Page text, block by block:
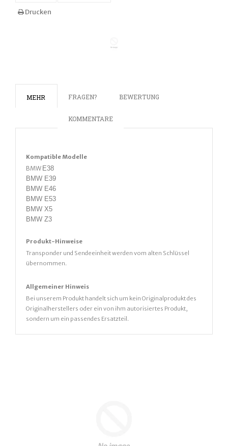
Drucken
MEHR FRAGEN? BEWERTUNG
KOMMENTARE
Kompatible Modelle
BMW E38
BMW E39
BMW E46
BMW E53
BMW X5
BMW Z3
Produkt-Hinweise
Transponder und Sendeeinheit werden vom alten Schlüssel
übernommen.
Allgemeiner Hinweis
Bei unserem Produkt handelt sich um kein Originalprodukt des
Originalherstellers oder ein von ihm autorisiertes Produkt,
sondern um ein passendes Ersatzteil.